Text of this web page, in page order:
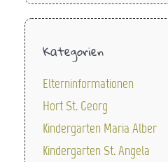
Kategorien
Elterninformationen
Hort St. Georg
Kindergarten Maria Alber
Kindergarten St. Angela